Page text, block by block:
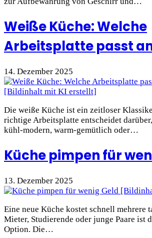
Weiße Küche: Welche
Arbeitsplatte passt
14. Dezember 2025
Die weiße Küche ist ein zeitloser
richtige Arbeitsplatte entscheidet
kühl-modern, warm-gemütlich oder…
Küche pimpen für
13. Dezember 2025
Eine neue Küche kostet schnell mehrere
Mieter, Studierende oder junge Paare ist
Option. Die…